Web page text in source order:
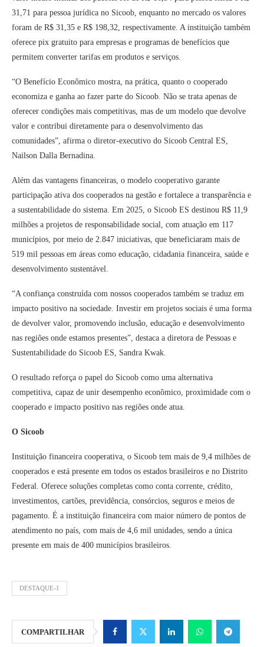
31,71 para pessoa jurídica no Sicoob, enquanto no mercado os valores
foram de R$ 31,35 e R$ 198,32, respectivamente. A instituição também
oferece pix gratuito para empresas e programas de benefícios que
permitem converter tarifas em produtos e serviços.
“O Benefício Econômico mostra, na prática, quanto o cooperado
economiza e ganha ao fazer parte do Sicoob. Não se trata apenas de
oferecer condições mais competitivas, mas de um modelo que devolve
valor e contribui diretamente para o desenvolvimento das
comunidades”, afirma o diretor-executivo do Sicoob Central ES,
Nailson Dalla Bernadina.
Além das vantagens financeiras, o modelo cooperativo garante
participação ativa dos cooperados na gestão e fortalece a transparência e
a sustentabilidade do sistema. Em 2025, o Sicoob ES destinou R$ 11,9
milhões a projetos de responsabilidade social, com atuação em 117
municípios, por meio de 2.847 iniciativas, que beneficiaram mais de
519 mil pessoas em áreas como educação, cidadania financeira, saúde e
desenvolvimento sustentável.
“A confiança construída com nossos cooperados também se traduz em
impacto positivo na sociedade. Investir em projetos sociais é uma forma
de devolver valor, promovendo inclusão, educação e desenvolvimento
nas regiões onde estamos presentes”, destaca a diretora de Pessoas e
Sustentabilidade do Sicoob ES, Sandra Kwak.
O resultado reforça o papel do Sicoob como uma alternativa
competitiva, capaz de unir desempenho econômico, proximidade com o
cooperado e impacto positivo nas regiões onde atua.
O Sicoob
Instituição financeira cooperativa, o Sicoob tem mais de 9,4 milhões de
cooperados e está presente em todos os estados brasileiros e no Distrito
Federal. Oferece soluções completas como conta corrente, crédito,
investimentos, cartões, previdência, consórcios, seguros e meios de
pagamento. É a instituição financeira com maior número de pontos de
atendimento no país, com mais de 4,6 mil unidades, sendo a única
presente em mais de 400 municípios brasileiros.
DESTAQUE-1
COMPARTILHAR